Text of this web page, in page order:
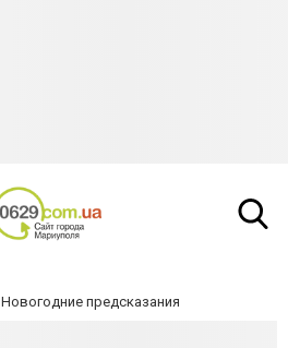
Новогодние предсказания